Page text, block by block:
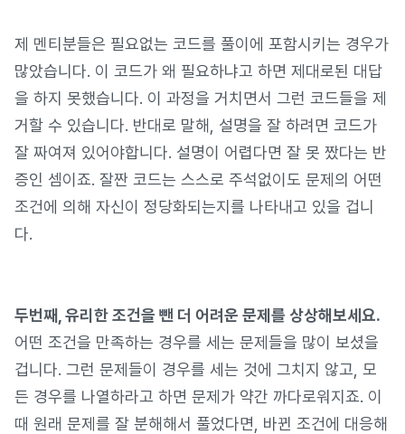
제 멘티분들은 필요없는 코드를 풀이에 포함시키는 경우가
많았습니다. 이 코드가 왜 필요하냐고 하면 제대로된 대답
을 하지 못했습니다. 이 과정을 거치면서 그런 코드들을 제
거할 수 있습니다. 반대로 말해, 설명을 잘 하려면 코드가
잘 짜여져 있어야합니다. 설명이 어렵다면 잘 못 짰다는 반
증인 셈이죠. 잘짠 코드는 스스로 주석없이도 문제의 어떤
조건에 의해 자신이 정당화되는지를 나타내고 있을 겁니
다.
두번째, 유리한 조건을 뺀 더 어려운 문제를 상상해보세요.
어떤 조건을 만족하는 경우를 세는 문제들을 많이 보셨을
겁니다. 그런 문제들이 경우를 세는 것에 그치지 않고, 모
든 경우를 나열하라고 하면 문제가 약간 까다로워지죠. 이
때 원래 문제를 잘 분해해서 풀었다면, 바뀐 조건에 대응해